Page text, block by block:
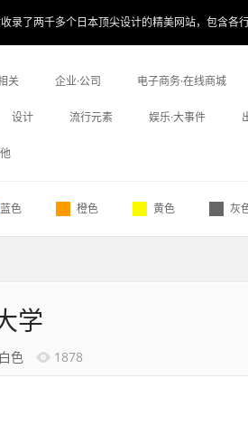
录了两千多个日本顶尖设计的精美网站，包含各
关 企业·公司 电子商务·在线商城
设计 流行元素 娱乐·大事件
蓝色 橙色 黄色 灰
学
白色 1878